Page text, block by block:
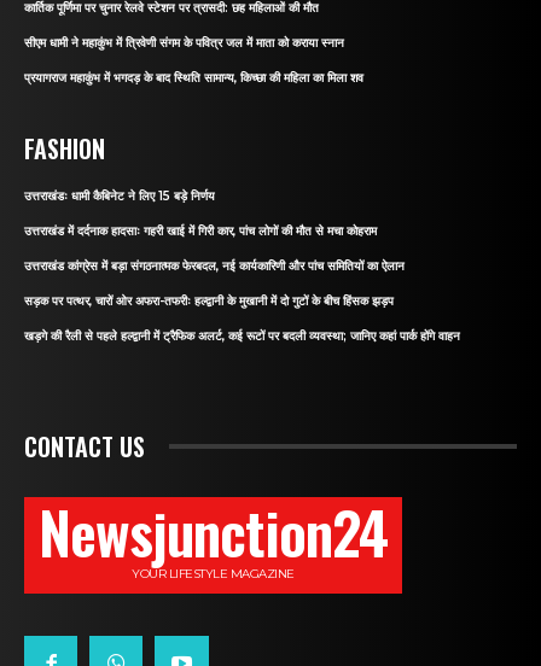
कार्तिक पूर्णिमा पर चुनार रेलवे स्टेशन पर त्रासदी: छह महिलाओं की मौत
सीएम धामी ने महाकुंभ में त्रिवेणी संगम के पवित्र जल में माता को कराया स्नान
प्रयागराज महाकुंभ में भगदड़ के बाद स्थिति सामान्य, किच्छा की महिला का मिला शव
FASHION
उत्तराखंडः धामी कैबिनेट ने लिए 15 बड़े निर्णय
उत्तराखंड में दर्दनाक हादसाः गहरी खाई में गिरी कार, पांच लोगों की मौत से मचा कोहराम
उत्तराखंड कांग्रेस में बड़ा संगठनात्मक फेरबदल, नई कार्यकारिणी और पांच समितियों का ऐलान
सड़क पर पत्थर, चारों ओर अफरा-तफरीः हल्द्वानी के मुखानी में दो गुटों के बीच हिंसक झड़प
खड़गे की रैली से पहले हल्द्वानी में ट्रैफिक अलर्ट, कई रूटों पर बदली व्यवस्था; जानिए कहां पार्क होंगे वाहन
CONTACT US
Newsjunction24
YOUR LIFESTYLE MAGAZINE